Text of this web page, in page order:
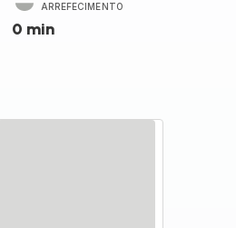
ARREFECIMENTO
0 min